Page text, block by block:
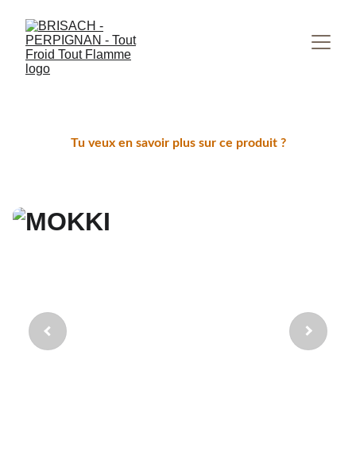
Tu veux en savoir plus sur ce produit ?